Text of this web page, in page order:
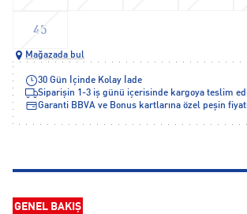
45
Mağazada bul
30 Gün İçinde Kolay İade
Siparişin 1-3 iş günü içerisinde kargoya teslim
Garanti BBVA ve Bonus kartlarına özel peşin
GENEL BAKIŞ